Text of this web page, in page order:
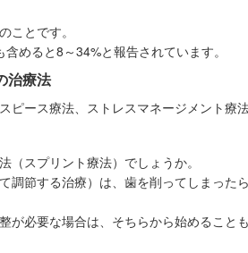
ことです。
めると8～34%と報告されています。
治療法
ース療法、ストレスマネージメント療
スプリント療法）でしょうか。
調節する治療）は、歯を削ってしまった
が必要な場合は、そちらから始めること